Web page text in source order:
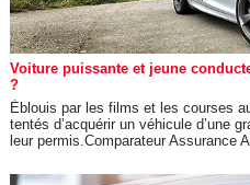
Voiture puissante et jeune
?
Éblouis par les films et les courses
tentés d’acquérir un véhicule d’une
leur permis.Comparateur Assurance